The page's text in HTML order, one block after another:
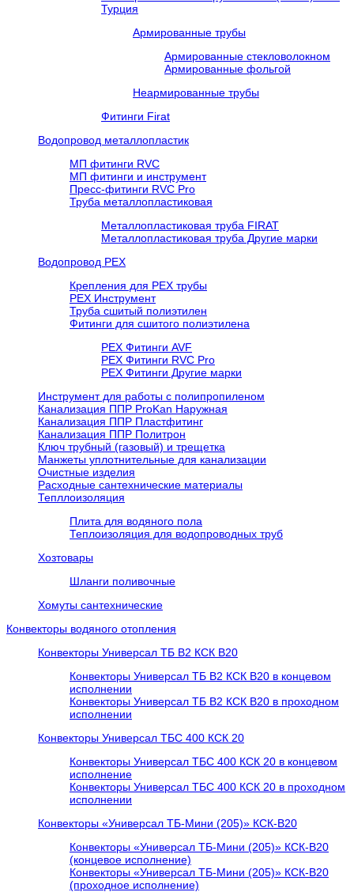
Турция
Армированные трубы
Армированные стекловолокном
Армированные фольгой
Неармированные трубы
Фитинги Firat
Водопровод металлопластик
МП фитинги RVC
МП фитинги и инструмент
Пресс-фитинги RVC Pro
Труба металлопластиковая
Металлопластиковая труба FIRAT
Металлопластиковая труба Другие марки
Водопровод РЕХ
Крепления для РЕХ трубы
РЕХ Инструмент
Труба сшитый полиэтилен
Фитинги для сшитого полиэтилена
PEX Фитинги AVF
РЕХ Фитинги RVC Pro
РЕХ Фитинги Другие марки
Инструмент для работы с полипропиленом
Канализация ППР ProKan Наружная
Канализация ППР Пластфитинг
Канализация ППР Политрон
Ключ трубный (газовый) и трещетка
Манжеты уплотнительные для канализации
Очистные изделия
Расходные сантехнические материалы
Тепллоизоляция
Плита для водяного пола
Теплоизоляция для водопроводных труб
Хозтовары
Шланги поливочные
Хомуты сантехнические
Конвекторы водяного отопления
Конвекторы Универсал ТБ В2 КСК В20
Конвекторы Универсал ТБ В2 КСК В20 в концевом
исполнении
Конвекторы Универсал ТБ В2 КСК В20 в проходном
исполнении
Конвекторы Универсал ТБС 400 КСК 20
Конвекторы Универсал ТБС 400 КСК 20 в концевом
исполнение
Конвекторы Универсал ТБС 400 КСК 20 в проходном
исполнении
Конвекторы «Универсал ТБ-Мини (205)» КСК-В20
Конвекторы «Универсал ТБ-Мини (205)» КСК-В20
(концевое исполнение)
Конвекторы «Универсал ТБ-Мини (205)» КСК-В20
(проходное исполнение)